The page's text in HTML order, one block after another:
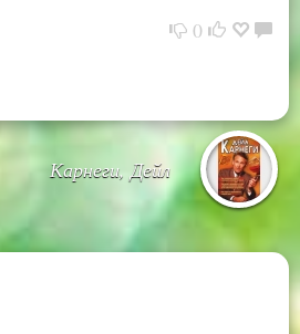
0
Карнеги, Дейл